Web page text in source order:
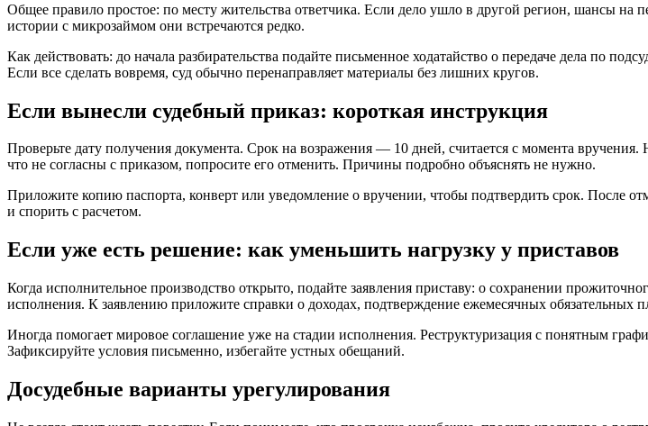
Общее правило простое: по месту жительства ответчика. Если дело ушло в другой регион, шансы
истории с микрозаймом они встречаются редко.
Как действовать: до начала разбирательства подайте письменное ходатайство о передаче дела по
Если все сделать вовремя, суд обычно перенаправляет материалы без лишних кругов.
Если вынесли судебный приказ: короткая инструкция
Проверьте дату получения документа. Срок на возражения — 10 дней, считается с момента
что не согласны с приказом, попросите его отменить. Причины подробно объяснять не нужно.
Приложите копию паспорта, конверт или уведомление о вручении, чтобы подтвердить срок. После
и спорить с расчетом.
Если уже есть решение: как уменьшить нагрузку у приставов
Когда исполнительное производство открыто, подайте заявления приставу: о сохранении
исполнения. К заявлению приложите справки о доходах, подтверждение ежемесячных обязательных
Иногда помогает мировое соглашение уже на стадии исполнения. Реструктуризация с понятным
Зафиксируйте условия письменно, избегайте устных обещаний.
Досудебные варианты урегулирования